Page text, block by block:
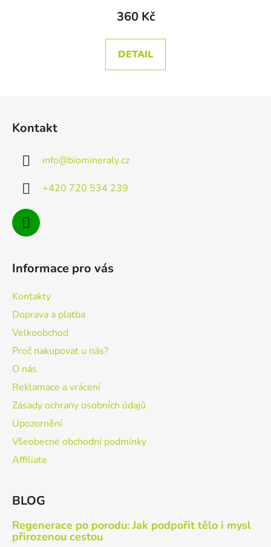
360 Kč
DETAIL
Kontakt
info@biomineraly.cz
+420 720 534 239
Informace pro vás
Kontakty
Doprava a platba
Velkoobchod
Proč nakupovat u nás?
O nás
Reklamace a vrácení
Zásady ochrany osobních údajů
Upozornění
Všeobecné obchodní podmínky
Affiliate
BLOG
Regenerace po porodu: Jak podpořit tělo i mysl
přirozenou cestou